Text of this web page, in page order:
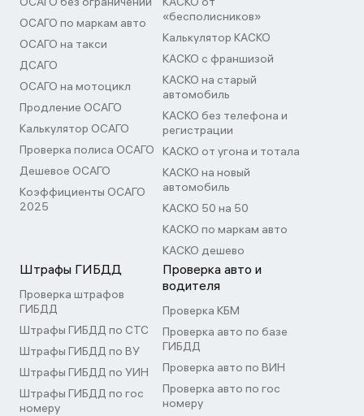
ОСАГО по маркам авто
ОСАГО на такси
ДСАГО
ОСАГО на мотоцикл
Продление ОСАГО
Калькулятор ОСАГО
Проверка полиса ОСАГО
Дешевое ОСАГО
Коэффициенты ОСАГО
2025
«бесполисников»
Калькулятор КАСКО
КАСКО с франшизой
КАСКО на старый
автомобиль
КАСКО без телефона и
регистрации
КАСКО от угона и тотала
КАСКО на новый
автомобиль
КАСКО 50 на 50
КАСКО по маркам авто
КАСКО дешево
Штрафы ГИБДД
Проверка штрафов
ГИБДД
Штрафы ГИБДД по СТС
Штрафы ГИБДД по ВУ
Штрафы ГИБДД по УИН
Штрафы ГИБДД по гос
номеру
Проверка авто и
водителя
Проверка КБМ
Проверка авто по базе
ГИБДД
Проверка авто по ВИН
Проверка авто по гос
номеру